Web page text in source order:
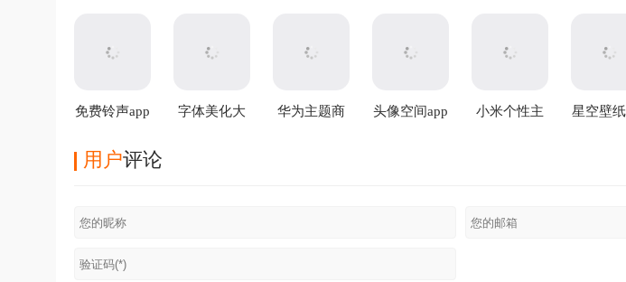
免费铃声app
字体美化大
华为主题商
头像空间app
小米个性主
星空壁
用户评论